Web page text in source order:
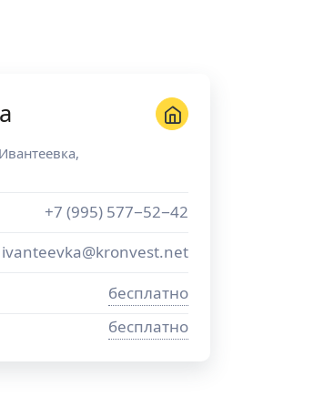
Ивантеевка,
+7 (995) 577−52−42
ivanteevka@kronvest.net
бесплатно
бесплатно